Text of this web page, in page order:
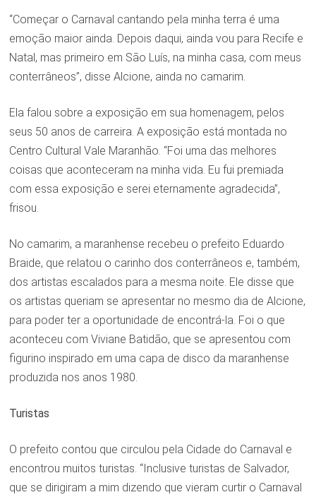
“Começar o Carnaval cantando pela minha terra é uma
emoção maior ainda. Depois daqui, ainda vou para Recife e
Natal, mas primeiro em São Luís, na minha casa, com meus
conterrâneos”, disse Alcione, ainda no camarim.
Ela falou sobre a exposição em sua homenagem, pelos
seus 50 anos de carreira. A exposição está montada no
Centro Cultural Vale Maranhão. “Foi uma das melhores
coisas que aconteceram na minha vida. Eu fui premiada
com essa exposição e serei eternamente agradecida”,
frisou.
No camarim, a maranhense recebeu o prefeito Eduardo
Braide, que relatou o carinho dos conterrâneos e, também,
dos artistas escalados para a mesma noite. Ele disse que
os artistas queriam se apresentar no mesmo dia de Alcione,
para poder ter a oportunidade de encontrá-la. Foi o que
aconteceu com Viviane Batidão, que se apresentou com
figurino inspirado em uma capa de disco da maranhense
produzida nos anos 1980.
Turistas
O prefeito contou que circulou pela Cidade do Carnaval e
encontrou muitos turistas. “Inclusive turistas de Salvador,
que se dirigiram a mim dizendo que vieram curtir o Carnaval